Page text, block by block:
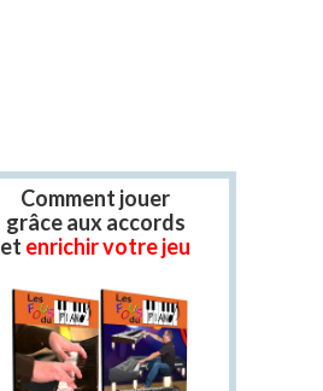
Comment jouer
grâce aux accords
et enrichir votre jeu